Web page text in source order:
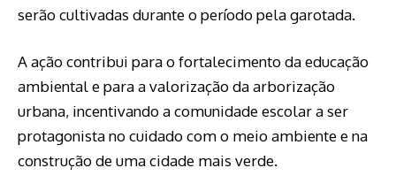
serão cultivadas durante o período pela garotada.
A ação contribui para o fortalecimento da educação
ambiental e para a valorização da arborização
urbana, incentivando a comunidade escolar a ser
protagonista no cuidado com o meio ambiente e na
construção de uma cidade mais verde.